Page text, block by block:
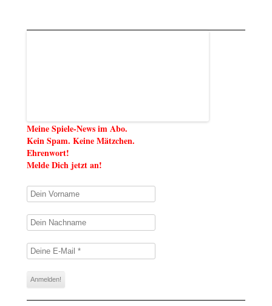
Meine Spiele-News im Abo.
Kein Spam. Keine Mätzchen.
Ehrenwort!
Melde Dich jetzt an!